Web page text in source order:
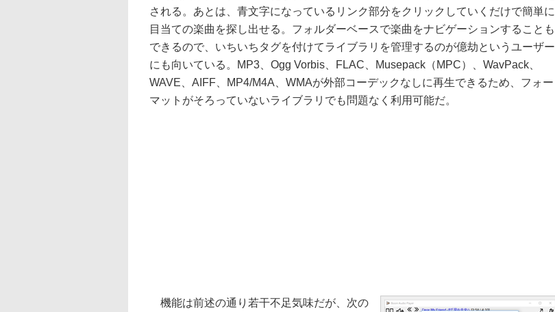
される。あとは、青文字になっているリンク部分をクリックしていくだけで簡単に
目当ての楽曲を探し出せる。フォルダーベースで楽曲をナビゲーションすることも
できるので、いちいちタグを付けてライブラリを管理するのが億劫というユーザー
にも向いている。MP3、Ogg Vorbis、FLAC、Musepack（MPC）、WavPack、
WAVE、AIFF、MP4/M4A、WMAが外部コーデックなしに再生できるため、フォー
マットがそろっていないライブラリでも問題なく利用可能だ。
機能は前述の通り若干不足気味だが、次の